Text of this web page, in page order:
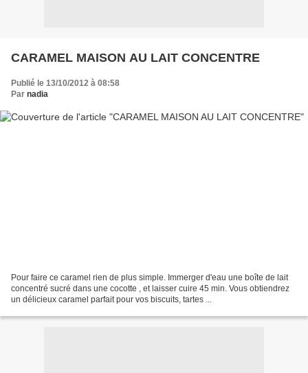
CARAMEL MAISON AU LAIT CONCENTRE
Publié le 13/10/2012 à 08:58
Par nadia
Pour faire ce caramel rien de plus simple. Immerger d'eau une boîte de lait
concentré sucré dans une cocotte , et laisser cuire 45 min. Vous obtiendrez
un délicieux caramel parfait pour vos biscuits, tartes ...